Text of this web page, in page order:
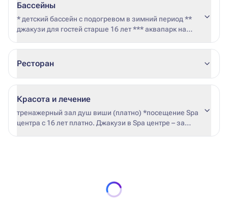
Бассейны
* детский бассейн с подогревом в зимний период **
джакузи для гостей старше 16 лет *** аквапарк на
(бесплатно) ленивая река – без подогрева в зимний
период * дата начала и окончания подогрева не
фиксирована (зависит от погодных условий и загрузки
гостиницы). Не все бассейны отеля подогреваются.
Ресторан
Красота и лечение
тренажерный зал душ виши (платно) *посещение Spa
центра с 16 лет платно. Джакузи в Spa центре – за